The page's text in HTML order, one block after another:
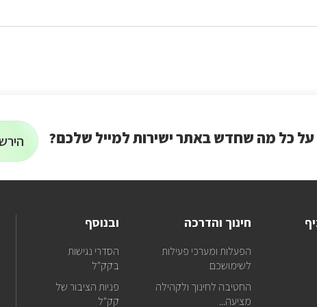
הרשמה
על כל מה שחדש באתר ישירות למייל שלכם? על
כל חינוך והדרכה
הפעלות ומערכי פעילות
לשימושכם
החטיבה לחינוך ולקהילה
מציעה...
ובנוסף
הסדרי נגישות
בקק"ל
פניות הציבור של
קק"ל